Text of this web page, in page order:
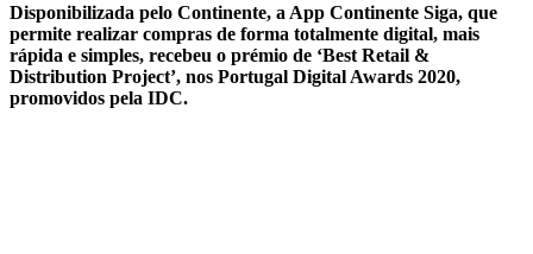
Disponibilizada pelo Continente, a App Continente Siga, que
permite realizar compras de forma totalmente digital, mais
rápida e simples, recebeu o prémio de ‘Best Retail &
Distribution Project’, nos Portugal Digital Awards 2020,
promovidos pela IDC.